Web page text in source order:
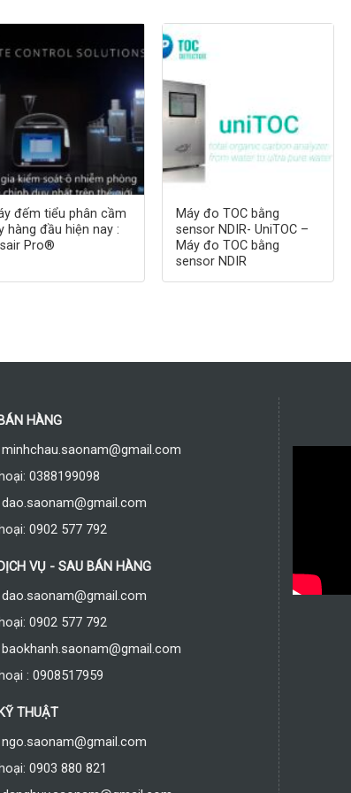
đếm tiểu phân cầm
hàng đầu hiện nay :
Pro®
Máy đo TOC bằng
sensor NDIR- UniTOC –
Máy đo TOC bằng
sensor NDIR
HÀNG
minhchau.saonam@gmail.com
0388199098
dao.saonam@gmail.com
0902 577 792
VỤ - SAU BÁN HÀNG
dao.saonam@gmail.com
0902 577 792
baokhanh.saonam@gmail.com
: 0908517959
THUẬT
ngo.saonam@gmail.com
0903 880 821